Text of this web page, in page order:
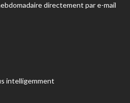
directement par e-mail
intelligemment